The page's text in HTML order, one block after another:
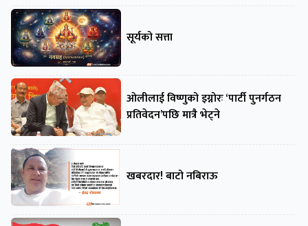
सूर्यको सत्ता
ओलीलाई विष्णुको इग्नोरः ‘पार्टी पुनर्गठन
प्रतिवेदन’पछि मात्रै भेट्ने
खबरदार! बाटो नबिराऊ